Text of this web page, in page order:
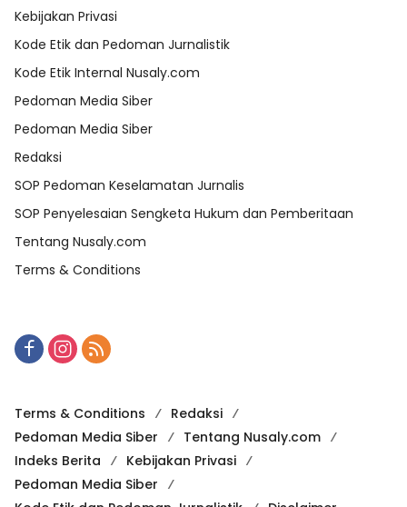
Kebijakan Privasi
Kode Etik dan Pedoman Jurnalistik
Kode Etik Internal Nusaly.com
Pedoman Media Siber
Pedoman Media Siber
Redaksi
SOP Pedoman Keselamatan Jurnalis
SOP Penyelesaian Sengketa Hukum dan Pemberitaan
Tentang Nusaly.com
Terms & Conditions
Terms & Conditions
Redaksi
Pedoman Media Siber
Tentang Nusaly.com
Indeks Berita
Kebijakan Privasi
Pedoman Media Siber